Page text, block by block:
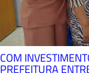
COM
PREFEITURA